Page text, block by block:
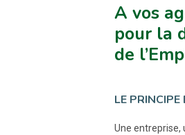
A vos
pour la
de
LE
Une entreprise,